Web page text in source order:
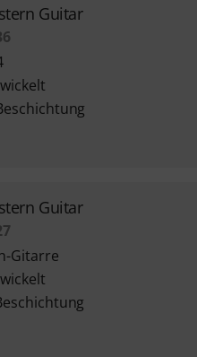
Guitar
Guitar
Gitarre